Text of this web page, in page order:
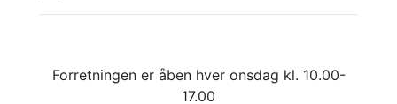
Forretningen er åben hver onsdag kl. 10.00-
17.00